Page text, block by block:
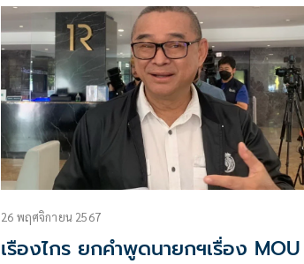
26 พฤศจิกายน 2567
เรืองไกร ยกคำพูดนายกฯเรื่อง MOU